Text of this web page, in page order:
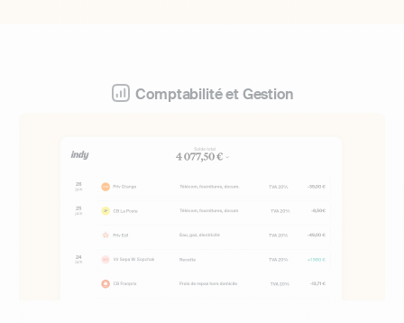
Comptabilité et Gestion